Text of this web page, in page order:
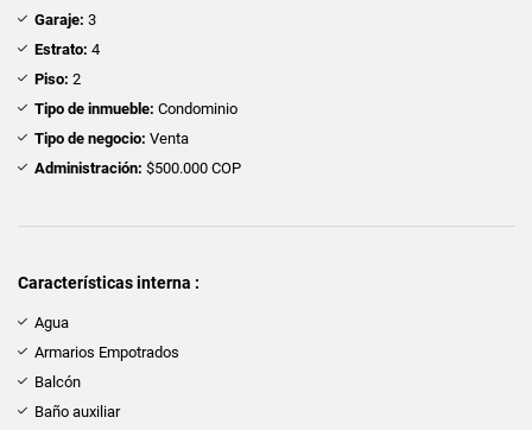
Garaje: 3
Estrato: 4
Piso: 2
Tipo de inmueble: Condominio
Tipo de negocio: Venta
Administración: $500.000 COP
Características interna :
Agua
Armarios Empotrados
Balcón
Baño auxiliar